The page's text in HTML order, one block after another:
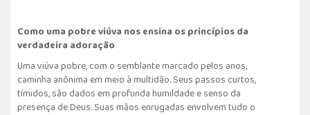
Como uma pobre viúva nos ensina os princípios da
verdadeira adoração
Uma viúva pobre, com o semblante marcado pelos anos,
caminha anônima em meio à multidão. Seus passos curtos,
tímidos, são dados em profunda humildade e senso da
presença de Deus. Suas mãos enrugadas envolvem tudo o